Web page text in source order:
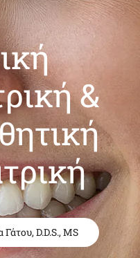
&
D.D.S., MS